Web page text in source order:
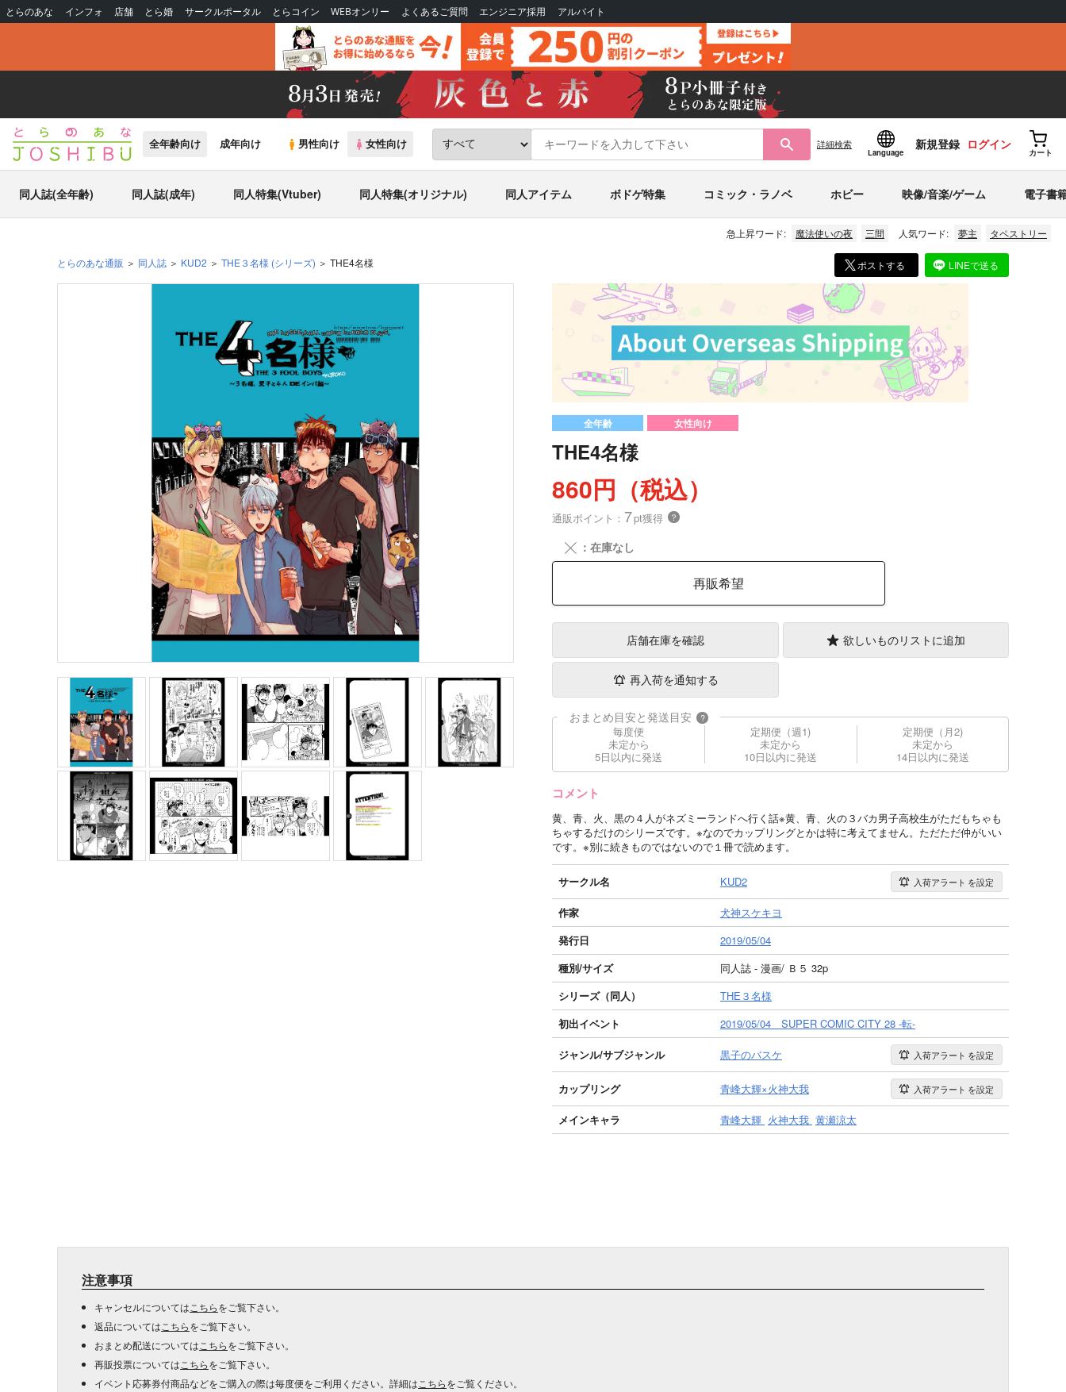
とらのあな インフォ 店舗 とら婚 サークルポータル とらコイン WEBオンリー よくあるご質問 エンジニア採用 アルバイト
全年齢向け 成年向け 男性向け 女性向け 詳細検索
Language
新規登録 ログイン
カート
同人誌(全年齢) 同人誌(成年) 同人特集(Vtuber) 同人特集(オリジナル) 同人アイテム ボドゲ特集 コミック・ラノベ ホビー 映像/音楽/ゲーム 電子書
急上昇ワード: 魔法使いの夜 三間 人気ワード: 夢主 タペストリー
とらのあな通販 同人誌 KUD2 THE３名様 (シリーズ) THE4名様 ポストする LINEで送る
全年齢 女性向け
THE4名様
860円（税込）
通販ポイント： 7pt獲得 ？
╳ ：在庫なし
再販希望
店舗在庫を確認 欲しいものリストに追加
再入荷を通知する
おまとめ目安と発送目安 ?
毎度便
未定から
5日以内に発送
定期便（週1)
未定から
10日以内に発送
定期便（月2)
未定から
14日以内に発送
コメント
黄、青、火、黒の４人がネズミーランドへ行く話※黄、青、火の３バカ男子高校生がただもちゃも
ちゃするだけのシリーズです。※なのでカップリングとかは特に考えてません。ただただ仲がいい
です。※別に続きものではないので１冊で読めます。
サークル名 KUD2 入荷アラート を設定
作家
犬神スケキヨ
発行日
2019/05/04
種別/サイズ
同人誌 - 漫画/ Ｂ５ 32p
シリーズ（同人）
THE３名様
初出イベント
2019/05/04 SUPER COMIC CITY 28 -転-
ジャンル/サブジャンル 黒子のバスケ 入荷アラート を設定
カップリング 青峰大輝×火神大我 入荷アラート を設定
メインキャラ 青峰大輝 火神大我 黄瀬涼太
注意事項
キャンセルについては こちらをご覧下さい。
返品については こちらをご覧下さい。
おまとめ配送については こちらをご覧下さい。
再販投票については こちらをご覧下さい。
イベント応募券付商品などをご購入の際は毎度便をご利用ください。詳細は こちらをご覧ください。